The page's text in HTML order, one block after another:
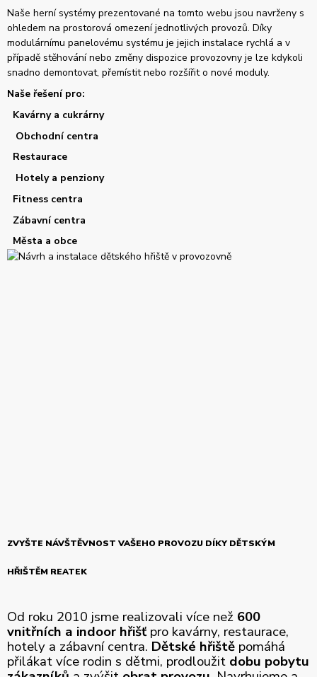
Naše herní systémy prezentované na tomto webu jsou navrženy s
ohledem na prostorová omezení jednotlivých provozů. Díky
modulárnímu panelovému systému je jejich instalace rychlá a v
případě stěhování nebo změny dispozice provozovny je lze kdykoli
snadno demontovat, přemístit nebo rozšířit o nové moduly.
Naše řešení pro:
Kavárny a cukrárny
Obchodní centra
Restaurace
Hotely a penziony
Fitness centra
Zábavní centra
Města a obce
ZVYŠTE NÁVŠTĚVNOST VAŠEHO PROVOZU DÍKY DĚTSKÝM
HŘIŠTĚM REATEK
Od roku 2010 jsme realizovali více než 600
vnitřních a indoor hřišťpro kavárny, restaurace,
hotely a zábavní centra. Dětské hřiště pomáhá
přilákat více rodin s dětmi, prodloužit dobu pobytu